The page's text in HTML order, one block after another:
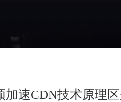
速CDN技术原理区